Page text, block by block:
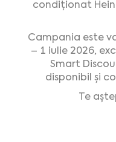
condiționat
Campania este
– 1 iulie 2026,
Smart
disponibil și
Te